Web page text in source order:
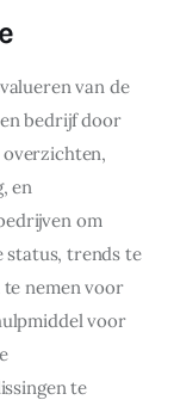
van de
bedrijf door
en
om
status, trends te
nemen voor
voor
te